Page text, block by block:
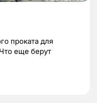
проката для
еще берут